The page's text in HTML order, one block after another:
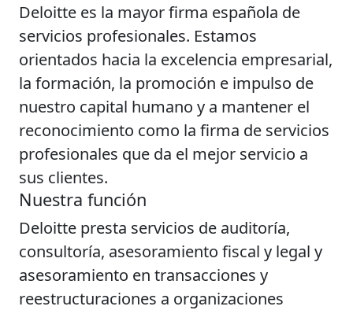
Deloitte es la mayor firma española de
servicios profesionales. Estamos
orientados hacia la excelencia empresarial,
la formación, la promoción e impulso de
nuestro capital humano y a mantener el
reconocimiento como la firma de servicios
profesionales que da el mejor servicio a
sus clientes.
Nuestra función
Deloitte presta servicios de auditoría,
consultoría, asesoramiento fiscal y legal y
asesoramiento en transacciones y
reestructuraciones a organizaciones